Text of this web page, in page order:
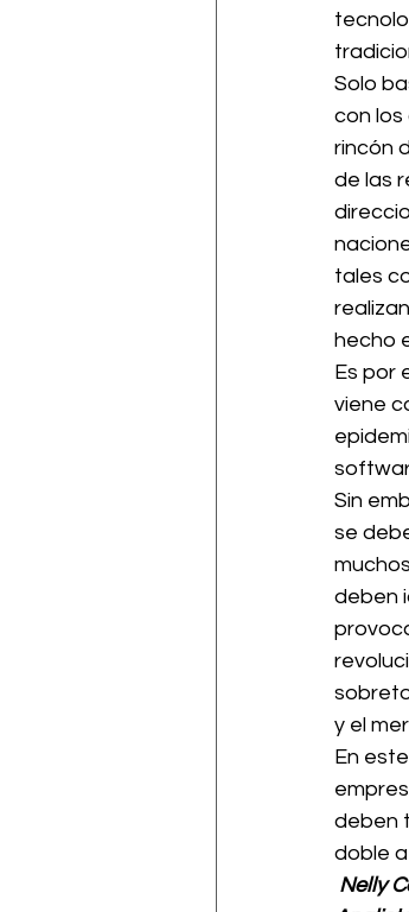
Solo
con los
rincón
de las
tales
hecho
Es por
viene
Sin
se
deben
y el
En
deben
doble
Nelly